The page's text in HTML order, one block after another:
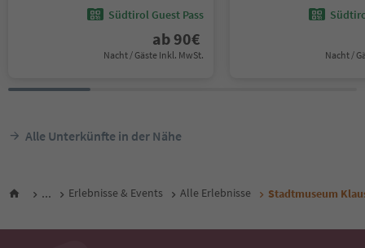
Südtirol Guest Pass
ab 90€
Nacht / Gäste Inkl. MwSt. Nacht /
Alle Unterkünfte in der Nähe
... Erlebnisse & Events Alle Erlebnisse Stadtmuseum